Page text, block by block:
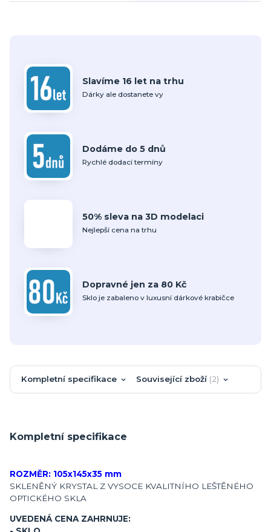
Slavíme 16 let na trhu
Dárky ale dostanete vy
Dodáme do 5 dnů
Rychlé dodací termíny
50% sleva na 3D modelaci
Nejlepší cena na trhu
Dopravné jen za 80 Kč
Sklo je zabaleno v luxusní dárkové krabičce
Kompletní specifikace Související zboží 2
Kompletní specifikace
ROZMĚR: 105x145x35 mm
SKLENĚNÝ KRYSTAL Z VYSOCE KVALITNÍHO LEŠTĚNÉHO
OPTICKÉHO SKLA
UVEDENÁ CENA ZAHRNUJE: